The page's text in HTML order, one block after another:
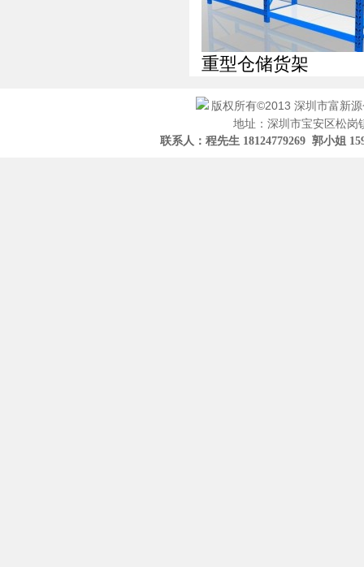
重型仓储货架
版权所有©2013 深圳市富新
地址：深圳市宝安区松
联系人：程先生 18124779269 郭小姐